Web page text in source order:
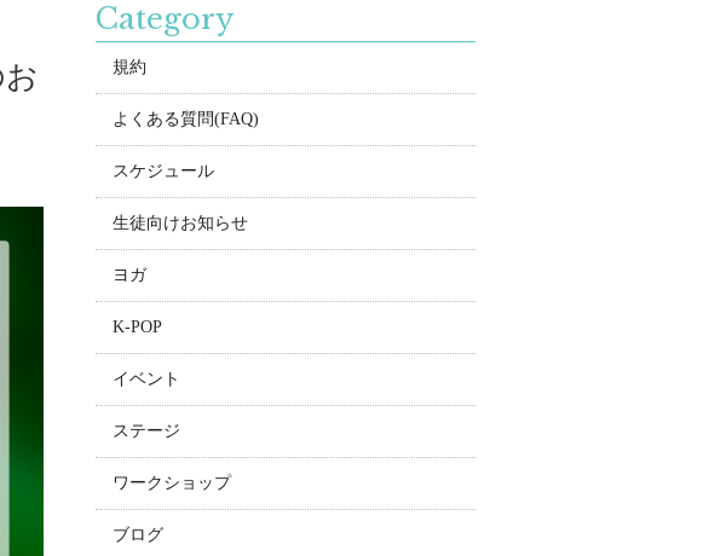
Category
規約
よくある質問(FAQ)
スケジュール
生徒向けお知らせ
ヨガ
K-POP
イベント
ステージ
ワークショップ
ブログ